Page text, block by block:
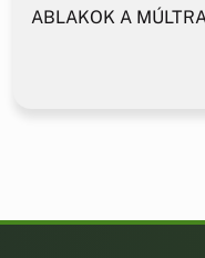
ABLAKOK A